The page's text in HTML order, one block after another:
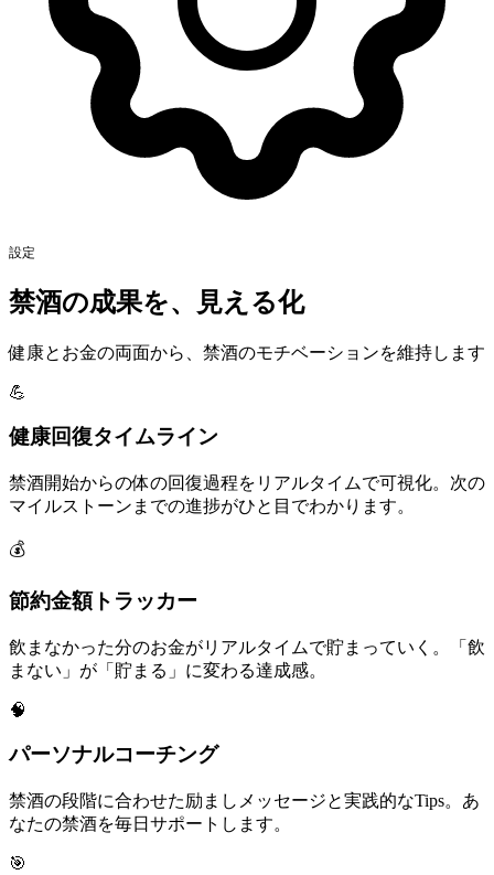
設定
禁酒の成果を、 見える化
健康とお金の両面から、禁酒のモチベーションを維持します
💪
健康回復タイムライン
禁酒開始からの体の回復過程をリアルタイムで可視化。次の
マイルストーンまでの進捗がひと目でわかります。
💰
節約金額トラッカー
飲まなかった分のお金がリアルタイムで貯まっていく。「飲
まない」が「貯まる」に変わる達成感。
🧠
パーソナルコーチング
禁酒の段階に合わせた励ましメッセージと実践的なTips。あ
なたの禁酒を毎日サポートします。
🎯